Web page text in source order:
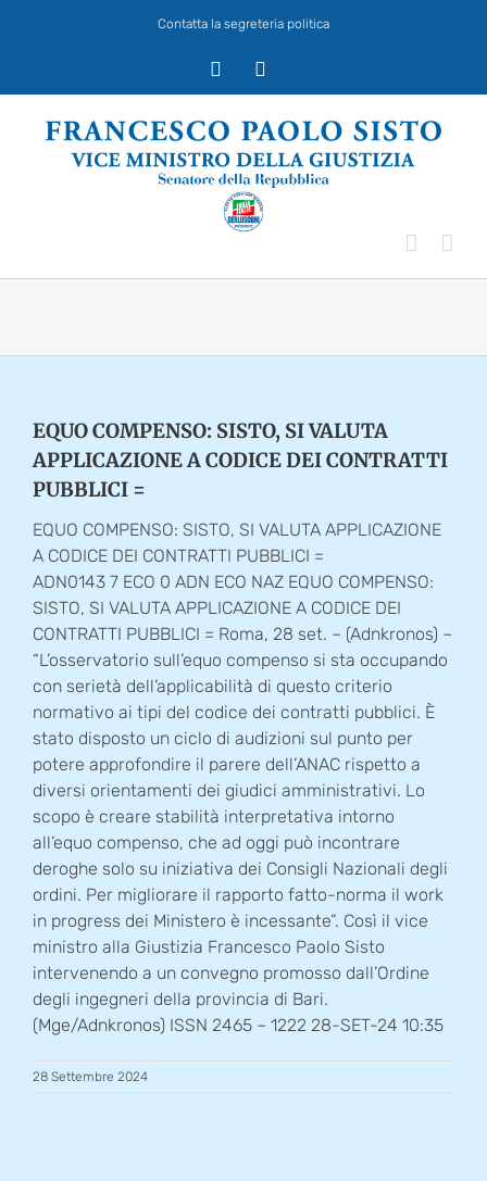
Contatta la segreteria politica
EQUO COMPENSO: SISTO, SI VALUTA
APPLICAZIONE A CODICE DEI CONTRATTI
PUBBLICI =
EQUO COMPENSO: SISTO, SI VALUTA APPLICAZIONE
A CODICE DEI CONTRATTI PUBBLICI =
ADN0143 7 ECO 0 ADN ECO NAZ EQUO COMPENSO:
SISTO, SI VALUTA APPLICAZIONE A CODICE DEI
CONTRATTI PUBBLICI = Roma, 28 set. – (Adnkronos) –
“L’osservatorio sull’equo compenso si sta occupando
con serietà dell’applicabilità di questo criterio
normativo ai tipi del codice dei contratti pubblici. È
stato disposto un ciclo di audizioni sul punto per
potere approfondire il parere dell’ANAC rispetto a
diversi orientamenti dei giudici amministrativi. Lo
scopo è creare stabilità interpretativa intorno
all’equo compenso, che ad oggi può incontrare
deroghe solo su iniziativa dei Consigli Nazionali degli
ordini. Per migliorare il rapporto fatto-norma il work
in progress dei Ministero è incessante”. Così il vice
ministro alla Giustizia Francesco Paolo Sisto
intervenendo a un convegno promosso dall’Ordine
degli ingegneri della provincia di Bari.
(Mge/Adnkronos) ISSN 2465 – 1222 28-SET-24 10:35
28 Settembre 2024